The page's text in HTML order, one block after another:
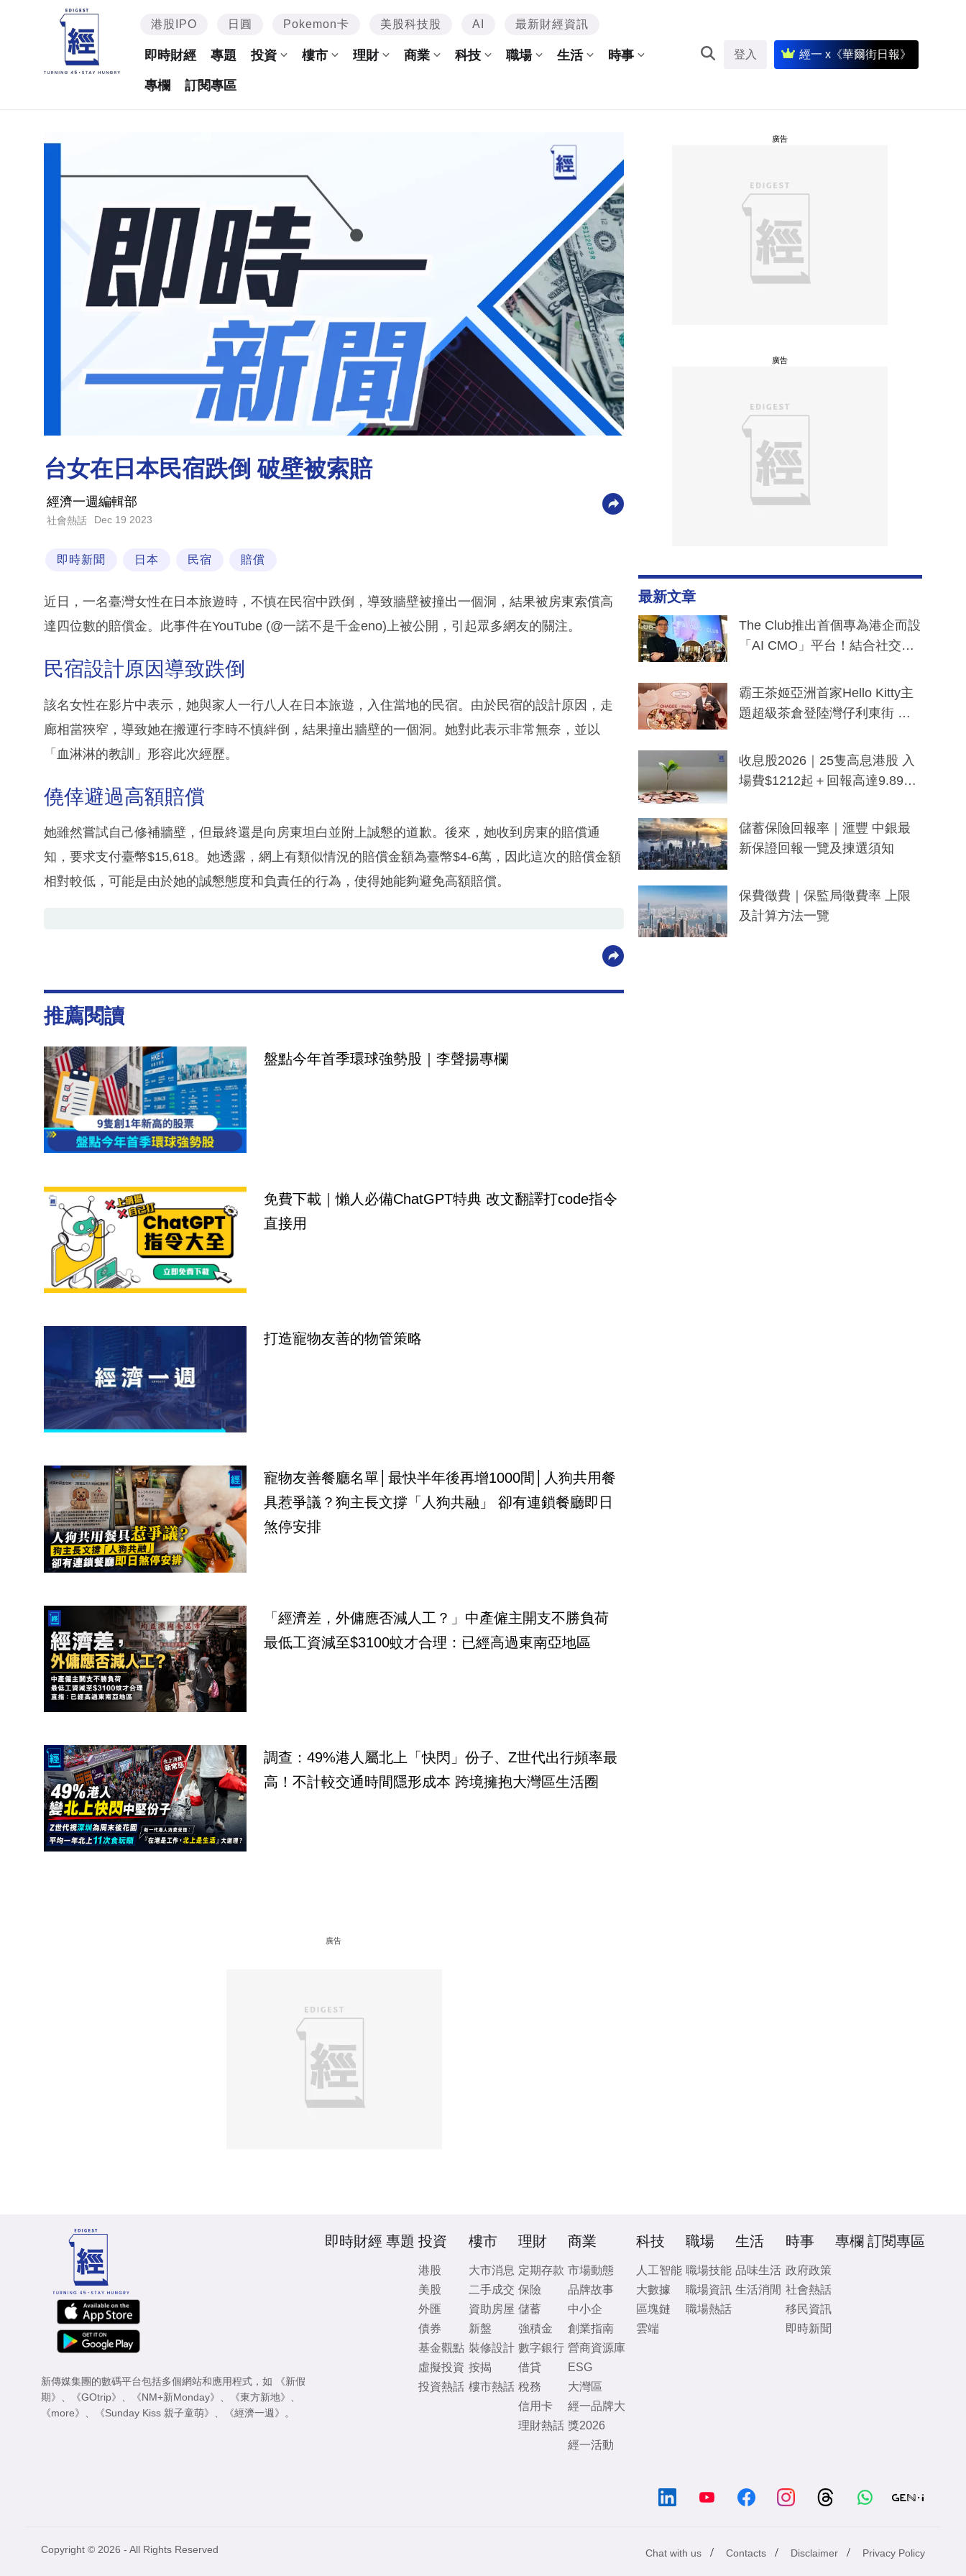
港股IPO 日圓 Pokemon卡 美股科技股 AI 最新財經資訊
即時財經 專題 投資 樓市 理財 商業 科技 職場 生活 時事
專欄 訂閱專區
登入 經一 x《華爾街日報》
台女在日本民宿跌倒 破壁被索賠
經濟一週編輯部
社會熱話 Dec 19 2023
即時新聞 日本 民宿 賠償
近日，一名臺灣女性在日本旅遊時，不慎在民宿中跌倒，導致牆壁被撞出一個洞，結果被房東索償高
達四位數的賠償金。此事件在YouTube (@一諾不是千金eno)上被公開，引起眾多網友的關注。
民宿設計原因導致跌倒
該名女性在影片中表示，她與家人一行八人在日本旅遊，入住當地的民宿。由於民宿的設計原因，走
廊相當狹窄，導致她在搬運行李時不慎絆倒，結果撞出牆壁的一個洞。她對此表示非常無奈，並以
「血淋淋的教訓」形容此次經歷。
僥倖避過高額賠償
她雖然嘗試自己修補牆壁，但最終還是向房東坦白並附上誠懇的道歉。後來，她收到房東的賠償通
知，要求支付臺幣$15,618。她透露，網上有類似情況的賠償金額為臺幣$4-6萬，因此這次的賠償金額
相對較低，可能是由於她的誠懇態度和負責任的行為，使得她能夠避免高額賠償。
推薦閱讀
盤點今年首季環球強勢股｜李聲揚專欄
免費下載｜懶人必備ChatGPT特典 改文翻譯打code指令
直接用
打造寵物友善的物管策略
寵物友善餐廳名單│最快半年後再增1000間│人狗共用餐
具惹爭議？狗主長文撐「人狗共融」 卻有連鎖餐廳即日
煞停安排
「經濟差，外傭應否減人工？」中產僱主開支不勝負荷
最低工資減至$3100蚊才合理：已經高過東南亞地區
調查：49%港人屬北上「快閃」份子、Z世代出行頻率最
高！不計較交通時間隱形成本 跨境擁抱大灣區生活圈
廣告
廣告
廣告
最新文章
The Club推出首個專為港企而設
「AI CMO」平台！結合社交聆
分鐘生成「貼地」宣傳短片
霸王茶姬亞洲首家Hello Kitty主
題超級茶倉登陸灣仔利東街 推
y及香港限定特調系列
收息股2026｜25隻高息港股 入
場費$1212起＋回報高達9.89
儲蓄保險回報率｜滙豐 中銀最
新保證回報一覽及揀選須知
保費徵費｜保監局徵費率 上限
及計算方法一覽
新傳媒集團的數碼平台包括多個網站和應用程式，如
《新假
期》
《GOtrip》 《NM+新Monday》 《東方新地》
《more》
《Sunday Kiss 親子童萌》 《經濟一週》 。
即時財經 專題 投資
港股
美股
外匯
債券
基金觀點
虛擬投資
投資熱話
樓市
大市消息
二手成交
資助房屋
新盤
裝修設計
按揭
樓市熱話
理財
定期存款
保險
儲蓄
強積金
數字銀行
借貸
稅務
信用卡
理財熱話
商業
市場動態
品牌故事
中小企
創業指南
營商資源庫
ESG
大灣區
經一品牌大
獎2026
經一活動
科技
人工智能
大數據
區塊鏈
雲端
職場
職場技能
職場資訊
職場熱話
生活
品味生活
生活消閒
時事
政府政策
社會熱話
移民資訊
即時新聞
專欄 訂閱專區
Chat with us / Contacts / Disclaimer / Privacy Policy
Copyright © 2026 - All Rights Reserved